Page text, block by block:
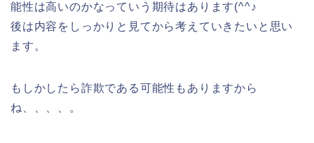
能性は高いのかなっていう期待はあります(^^♪
後は内容をしっかりと見てから考えていきたいと思い
ます。
もしかしたら詐欺である可能性もありますから
ね、、、、。